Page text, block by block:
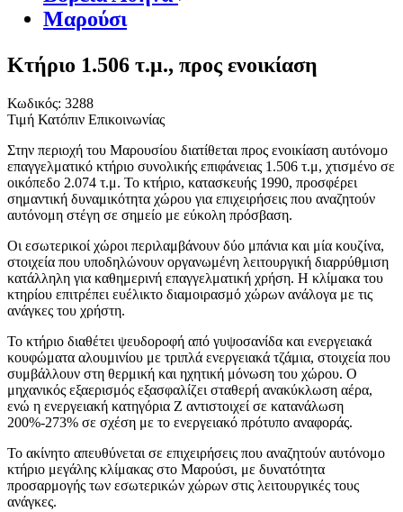
Μαρούσι
Κτήριο 1.506 τ.μ., προς ενοικίαση
Κωδικός: 3288
Τιμή Κατόπιν Επικοινωνίας
Στην περιοχή του Μαρουσίου διατίθεται προς ενοικίαση αυτόνομο
επαγγελματικό κτήριο συνολικής επιφάνειας 1.506 τ.μ, χτισμένο σε
οικόπεδο 2.074 τ.μ. Το κτήριο, κατασκευής 1990, προσφέρει
σημαντική δυναμικότητα χώρου για επιχειρήσεις που αναζητούν
αυτόνομη στέγη σε σημείο με εύκολη πρόσβαση.
Οι εσωτερικοί χώροι περιλαμβάνουν δύο μπάνια και μία κουζίνα,
στοιχεία που υποδηλώνουν οργανωμένη λειτουργική διαρρύθμιση
κατάλληλη για καθημερινή επαγγελματική χρήση. Η κλίμακα του
κτηρίου επιτρέπει ευέλικτο διαμοιρασμό χώρων ανάλογα με τις
ανάγκες του χρήστη.
Το κτήριο διαθέτει ψευδοροφή από γυψοσανίδα και ενεργειακά
κουφώματα αλουμινίου με τριπλά ενεργειακά τζάμια, στοιχεία που
συμβάλλουν στη θερμική και ηχητική μόνωση του χώρου. Ο
μηχανικός εξαερισμός εξασφαλίζει σταθερή ανακύκλωση αέρα,
ενώ η ενεργειακή κατηγόρια Ζ αντιστοιχεί σε κατανάλωση
200%-273% σε σχέση με το ενεργειακό πρότυπο αναφοράς.
Το ακίνητο απευθύνεται σε επιχειρήσεις που αναζητούν αυτόνομο
κτήριο μεγάλης κλίμακας στο Μαρούσι, με δυνατότητα
προσαρμογής των εσωτερικών χώρων στις λειτουργικές τους
ανάγκες.